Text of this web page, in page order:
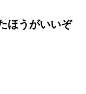
ほうがいいぞ